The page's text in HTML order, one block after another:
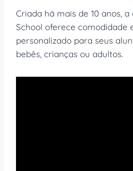
Criada há mais de 10 anos,
School oferece comodidade
personalizado para seus
bebês, crianças ou adultos.